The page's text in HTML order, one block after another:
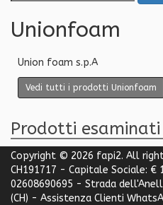
Unionfoam
Union foam s.p.A
Vedi tutti i prodotti Unionfoam
Prodotti
Copyright © 2026 fapi2. All
CH191717 - Capitale Sociale: €
02608690695 - Strada
(CH) - Assistenza Clienti